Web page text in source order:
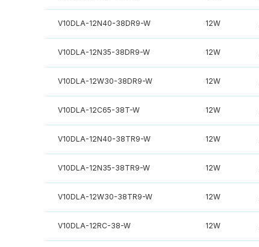
V10DLA-12N40-38DR9-W 12W
V10DLA-12N35-38DR9-W 12W
V10DLA-12W30-38DR9-W 12W
V10DLA-12C65-38T-W 12W
V10DLA-12N40-38TR9-W 12W
V10DLA-12N35-38TR9-W 12W
V10DLA-12W30-38TR9-W 12W
V10DLA-12RC-38-W 12W